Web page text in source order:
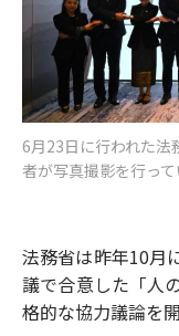
6月23日に行われた法
者が写真撮影を行っ
法務省は昨年10月
議で合意した「人
格的な協力議論を